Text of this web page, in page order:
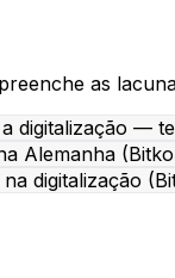
as
digitalização —
Alemanha
digitalização